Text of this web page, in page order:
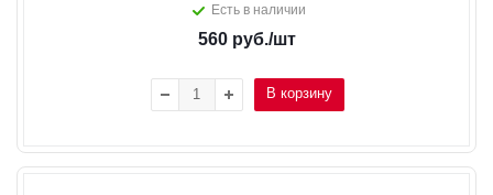
Есть в наличии
560 руб./шт
В корзину